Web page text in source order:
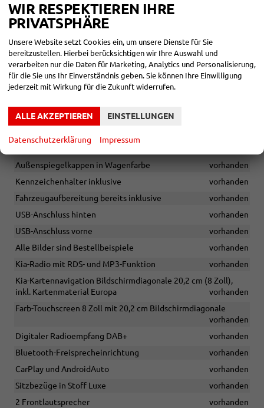
Fernlicht-Assistent (HBA)
Sommerbereifung 175/65 R14
Leichtmetallräder 14 Zoll
vorhanden
Wärmeschutzverglasung
vorhanden
3. Bremsleuchte
vorhanden
Privacy-Verglasung (dunkel getönte Scheiben ab B-Säule)
Parksensoren hinten
Außenspiegelkappen in Wagenfarbe
vorhanden
Kennzeichenhalter inklusive
vorhanden
Fahrzeugaufbereitung bereits inklusive
vorhanden
USB-Anschluss hinten
vorhanden
USB-Anschluss vorne
vorhanden
Alle Bilder sind Bestellbeispiele
vorhanden
Kia-Radio mit RDS- und MP3-Funktion
vorhanden
Kia-Kartennavigation Bildschirmdiagonale 20,2 cm (8 Zoll),
inkl. Kartenmaterial Europa
vorhanden
Farb-Touchscreen 8 Zoll mit 20,2 cm Bildschirmdiagonale
vorhanden
Digitaler Radioempfang DAB+
vorhanden
Bluetooth-Freisprecheinrichtung
vorhanden
CarPlay und AndroidAuto
vorhanden
Sitzbezüge in Stoff Luxe
vorhanden
2 Frontlautsprecher
vorhanden
WIR RESPEKTIEREN IHRE
PRIVATSPHÄRE
Unsere Website setzt Cookies ein, um unsere Dienste für Sie
bereitzustellen. Hierbei berücksichtigen wir Ihre Auswahl und
verarbeiten nur die Daten für Marketing, Analytics und Personalisierung,
für die Sie uns Ihr Einverständnis geben. Sie können Ihre Einwilligung
jederzeit mit Wirkung für die Zukunft widerrufen.
ALLE AKZEPTIEREN EINSTELLUNGEN
Datenschutzerklärung Impressum